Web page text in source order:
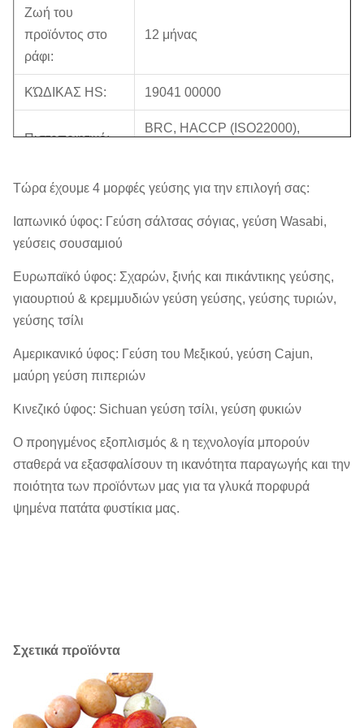
Ζωή του
προϊόντος στο
ράφι:
12 μήνας
ΚΏΔΙΚΑΣ HS: 19041 00000
Πιστοποιητικό:
BRC, HACCP (ISO22000),
Πιστοποιητικό
Ελεγχόμενος από SGS με Ψ
Εσωτερική
συσκευασία:
αλουμινίου
Έξω
συσκευασία:
Ακαθάριστο
βάρος:
CBM (Μ ³): 0.03=0.38*0.28*0.28m
Ποσότητα: 20
"/40 "/40HQ
980/2020/2310ctns
Όροι πληρωμής:
Δείγματα: Διαθέσιμος
Τώρα έχουμε 4 μορφές γεύσης για την επιλογή σας:
Ιαπωνικό ύφος: Γεύση σάλτσας σόγιας, γεύση Wasabi,
γεύσεις σουσαμιού
Ευρωπαϊκό ύφος: Σχαρών, ξινής και πικάντικης γεύσης,
γιαουρτιού & κρεμμυδιών γεύση γεύσης, γεύσης τυριών,
γεύσης τσίλι
Αμερικανικό ύφος: Γεύση του Μεξικού, γεύση Cajun,
μαύρη γεύση πιπεριών
Κινεζικό ύφος: Sichuan γεύση τσίλι, γεύση φυκιών
Ο προηγμένος εξοπλισμός & η τεχνολογία μπορούν
σταθερά να εξασφαλίσουν τη ικανότητα παραγωγής και την
ποιότητα των προϊόντων μας για τα γλυκά πορφυρά
ψημένα πατάτα φυστίκια μας.
Σχετικά προϊόντα